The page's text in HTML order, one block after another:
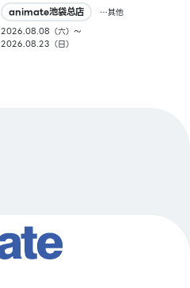
animate池袋总店
…其他
2026.08.08（六）〜
2026.08.23（日）